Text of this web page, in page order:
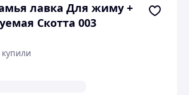
лавка Для жиму +
Скотта 003